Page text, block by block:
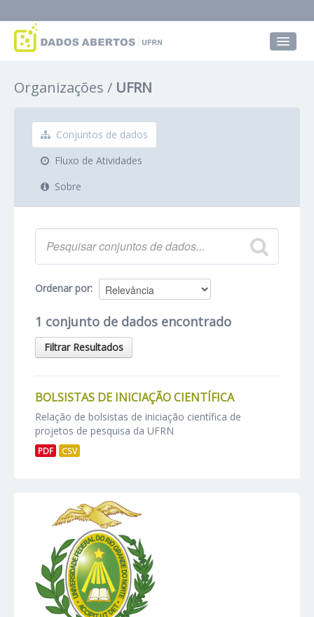
Grupos
Sobre
Organizações UFRN
Conjuntos de dados
Fluxo de Atividades
Sobre
Ordenar por
1 conjunto de dados encontrado
Filtrar Resultados
BOLSISTAS DE INICIAÇÃO CIENTÍFICA
Relação de bolsistas de iniciação científica de
projetos de pesquisa da UFRN
PDF CSV